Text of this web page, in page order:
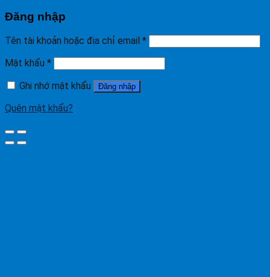
Đăng nhập
Tên tài khoản hoặc địa chỉ email *
Mật khẩu *
Ghi nhớ mật khẩu
Đăng nhập
Quên mật khẩu?